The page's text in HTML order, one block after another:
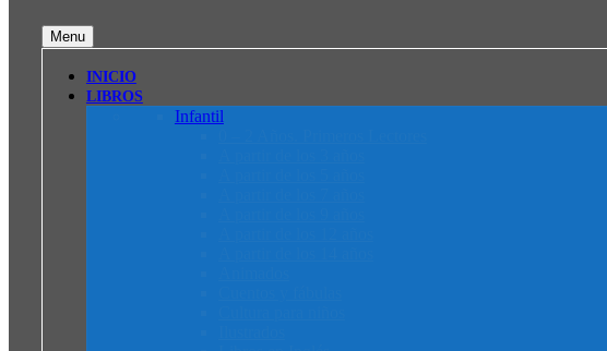
Menu
INICIO
LIBROS
Infantil